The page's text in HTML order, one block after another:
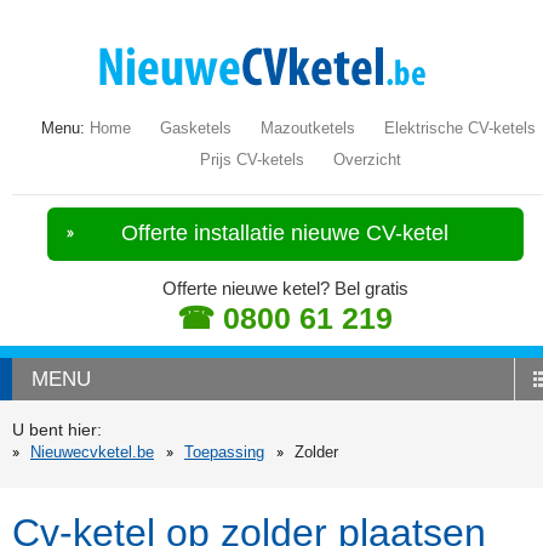
Menu: Home Gasketels Mazoutketels
Elektrische CV-ketels
Prijs CV-ketels
Overzicht
Offerte installatie nieuwe CV-ketel
Offerte nieuwe ketel? Bel gratis
☎ 0800 61 219
MENU
U bent hier:
Nieuwecvketel.be
Toepassing Zolder
Cv-ketel op zolder plaatsen